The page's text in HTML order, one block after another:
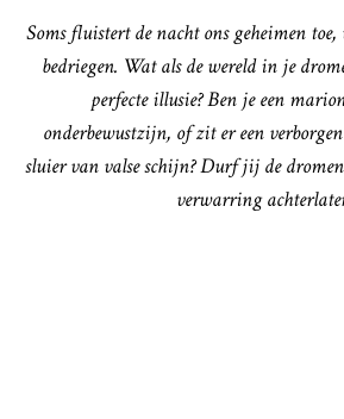
Soms fluistert de nacht ons geheimen
bedriegen. Wat als de wereld in je
perfecte illusie? Ben je een
onderbewustzijn, of zit er een
sluier van valse schijn? Durf jij de
verwarring